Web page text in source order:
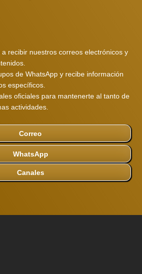
recibir nuestros correos electrónicos y
de WhatsApp y recibe información
específicos.
oficiales para mantenerte al tanto de
actividades.
Correo
WhatsApp
Canales